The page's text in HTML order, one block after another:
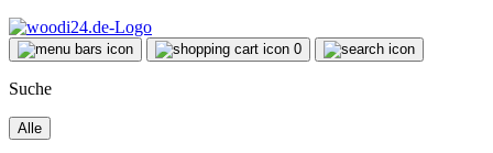
0
Suche
Alle